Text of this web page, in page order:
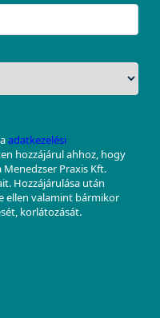
adatkezelési
hozzájárul ahhoz, hogy
Praxis Kft.
Hozzájárulása után
ellen valamint bármikor
korlátozását.